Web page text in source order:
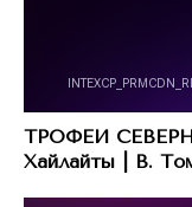
ТРОФЕИ
Хайлайты | В.